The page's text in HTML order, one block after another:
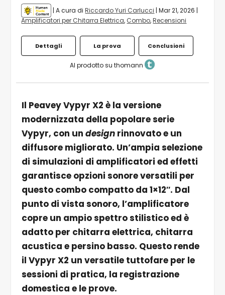
| A cura diRiccardo Yuri Carlucci |Mar 21, 2026 |
Amplificatori per Chitarra Elettrica, Combo,Recensioni
Dettagli La prova Conclusioni
Al prodotto su thomann
Il Peavey Vypyr X2 è la versione
modernizzata della popolare serie
Vypyr, con un design rinnovato e un
diffusore migliorato. Un’ampia selezione
di simulazioni di amplificatori ed effetti
garantisce opzioni sonore versatili per
questo combo compatto da 1×12″. Dal
punto di vista sonoro, l’amplificatore
copre un ampio spettro stilistico ed è
adatto per chitarra elettrica, chitarra
acustica e persino basso. Questo rende
il Vypyr X2 un versatile tuttofare per le
sessioni di pratica, la registrazione
domestica e le prove.